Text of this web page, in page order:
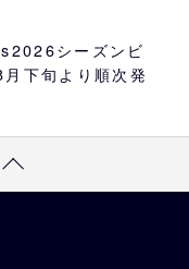
中川、杉本
シーズンビ
下旬より順次発